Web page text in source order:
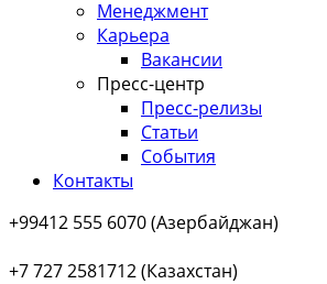
Менеджмент
Карьера
Вакансии
Пресс-центр
Пресс-релизы
Статьи
События
Контакты
+99412 555 6070 (Азербайджан)
+7 727 2581712 (Казахстан)